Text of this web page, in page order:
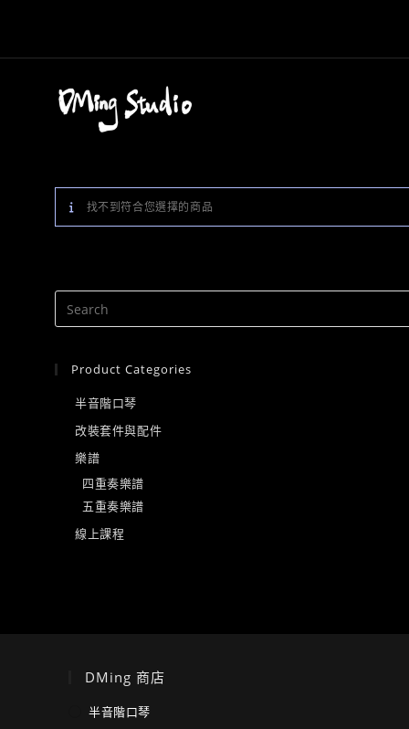
content
找不到符合您選擇的商品
Product Categories
半音階口琴
改裝套件與配件
樂譜
四重奏樂譜
五重奏樂譜
線上課程
DMing 商店
半音階口琴